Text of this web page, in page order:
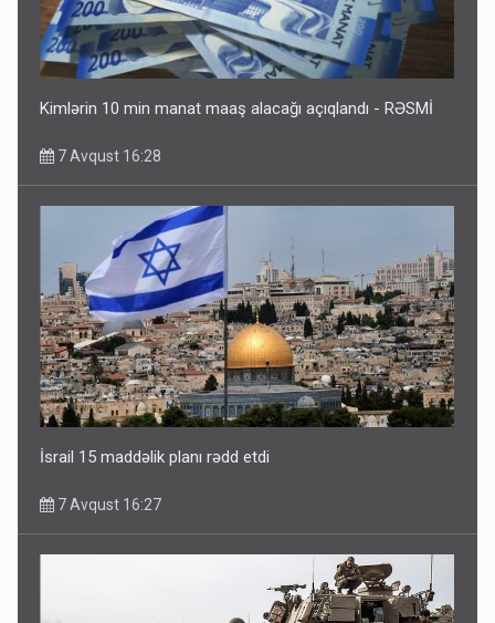
Kimlərin 10 min manat maaş alacağı açıqlandı - RƏSMİ
7 Avqust 16:28
İsrail 15 maddəlik planı rədd etdi
7 Avqust 16:27